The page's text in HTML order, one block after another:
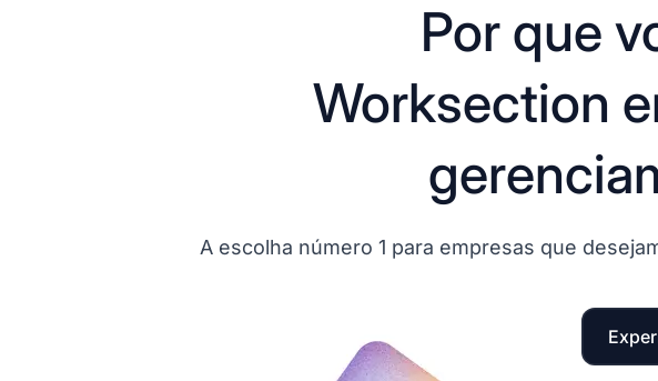
Por que
Worksection
A escolha número 1 para empresas que